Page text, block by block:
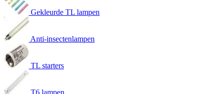
Gekleurde TL lampen
Anti-insectenlampen
TL starters
T6 lampen